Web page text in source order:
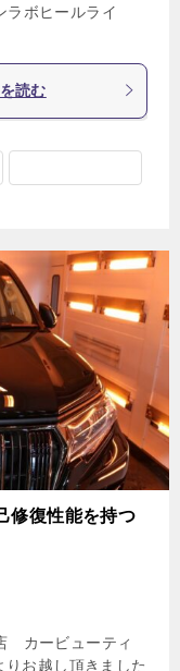
ラボヒールライ
読む
修復性能を持つ
カービューティ
お越し頂きました